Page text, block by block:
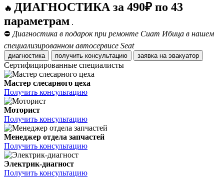
🔥 ДИАГНОСТИКА за 490₽ по 43
параметрам .
⛔ Диагностика в подарок при ремонте Сиат Ибица в нашем
специализированном автосервисе Seat
диагностика получить консультацию заявка на эвакуатор
Сертифицированные специалисты
Мастер слесарного цеха
Получить консультацию
Моторист
Получить консультацию
Менеджер отдела запчастей
Получить консультацию
Электрик-диагност
Получить консультацию